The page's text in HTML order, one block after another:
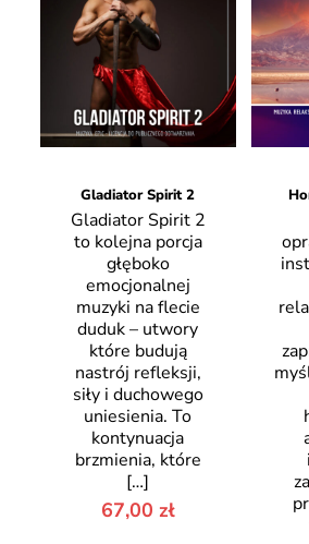
Gladiator Spirit 2
Gladiator Spirit 2
to kolejna porcja
głęboko
emocjonalnej
muzyki na flecie
duduk – utwory
które budują
nastrój refleksji,
siły i duchowego
uniesienia. To
kontynuacja
brzmienia, które
[…]
67,00 zł